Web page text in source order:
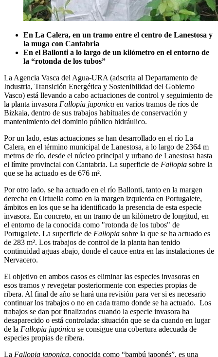
En La Calera, en un tramo entre el centro de Lanestosa y
la muga con Cantabria
En el Ballonti a lo largo de un kilómetro en el entorno de
la “rotonda de los tubos”
La Agencia Vasca del Agua-URA (adscrita al Departamento de
Industria, Transición Energética y Sostenibilidad del Gobierno
Vasco) está llevando a cabo actuaciones de control y seguimiento de
la planta invasora Fallopia japonica en varios tramos de ríos de
Bizkaia, dentro de sus trabajos habituales de conservación y
mantenimiento del dominio público hidráulico.
Por un lado, estas actuaciones se han desarrollado en el río La
Calera, en el término municipal de Lanestosa, a lo largo de 2364 m
metros de río, desde el núcleo principal y urbano de Lanestosa hasta
el límite provincial con Cantabria. La superficie de Fallopia sobre la
que se ha actuado es de 676 m².
Por otro lado, se ha actuado en el río Ballonti, tanto en la margen
derecha en Ortuella como en la margen izquierda en Portugalete,
ámbitos en los que se ha identificado la presencia de esta especie
invasora. En concreto, en un tramo de un kilómetro de longitud, en
el entorno de la conocida como "rotonda de los tubos" de
Portugalete. La superficie de Fallopia sobre la que se ha actuado es
de 283 m². Los trabajos de control de la planta han tenido
continuidad aguas abajo, donde el cauce entra en las instalaciones de
Nervacero.
El objetivo en ambos casos es eliminar las especies invasoras en
esos tramos y revegetar posteriormente con especies propias de
ribera. Al final de año se hará una revisión para ver si es necesario
continuar los trabajos o no en cada tramo donde se ha actuado. Los
trabajos se dan por finalizados cuando la especie invasora ha
desaparecido o está controlada: situación que se da cuando en lugar
de la Fallopia japónica se consigue una cobertura adecuada de
especies propias de ribera.
La Fallopia japonica, conocida como “bambú japonés”, es una